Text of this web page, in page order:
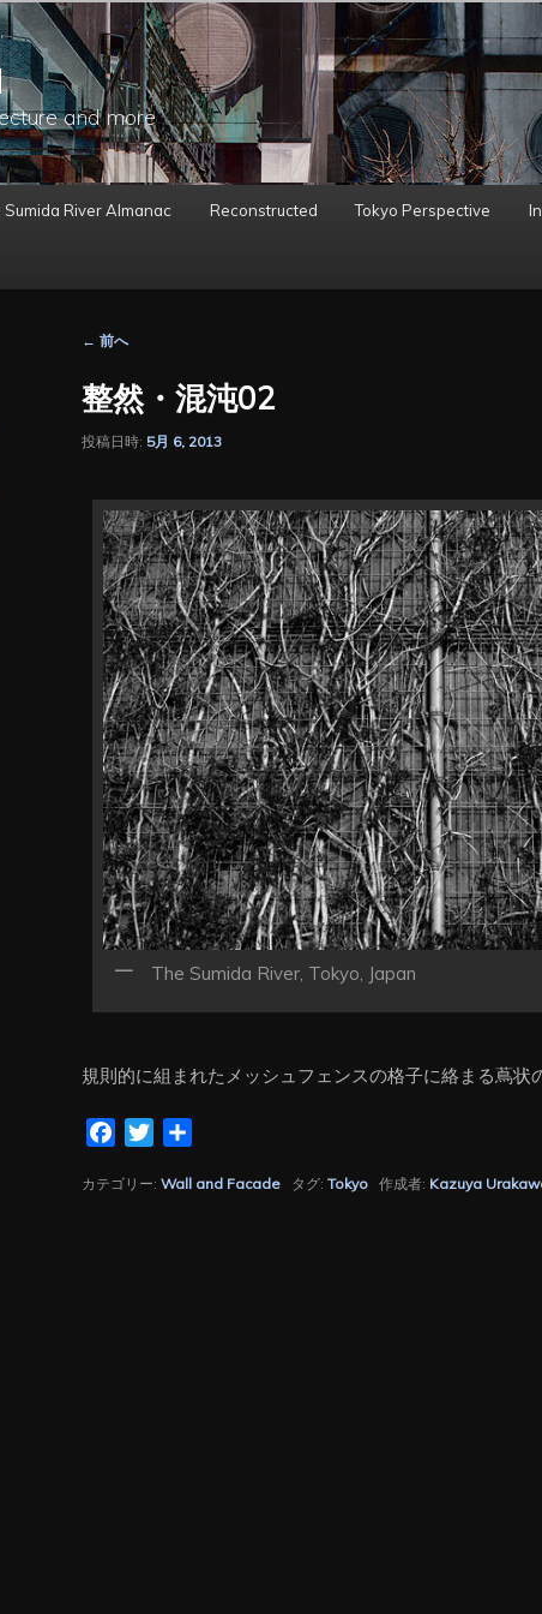
and more
Sumida River Almanac Reconstructed Tokyo Perspective
投
ナ
ビ
ゲ
← 前へ
整然・混沌02
投稿日時: 5月 6, 2013
The Sumida River, Tokyo, Japan
規則的に組まれたメッシュフェンスの格子に絡まる蔦状
FacebookTwitter
カテゴリー: Wall and Facade タグ: Tokyo 作成者: Kazuya